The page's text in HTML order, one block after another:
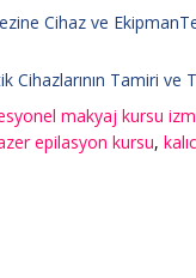
Cihaz ve
Tamiri
makyaj kursu
epilasyon kursu,